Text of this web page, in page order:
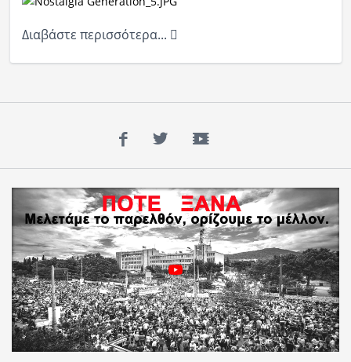
Διαβάστε περισσότερα...
Facebook
TwitterYouTube